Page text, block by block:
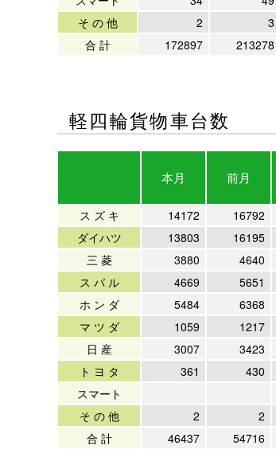
そ の 他
2 3
合 計
172897 213278
軽四輪貨物車台数
本月 前月
ス ズ キ 14172 16792
ダイハツ
13803 16195
三 菱
3880 4640
ス バ ル
4669 5651
ホ ン ダ
5484 6368
マ ツ ダ
1059 1217
日 産
3007 3423
ト ヨ タ
361 430
スマート
そ の 他
2 2
合 計
46437 54716